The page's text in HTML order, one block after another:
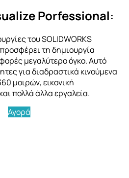
Porfessional:
του SOLIDWORKS
τη δημιουργία
μεγαλύτερο όγκο. Αυτό
για διαδραστικά κινούμενα
μοιρών, εικονική
πολλά άλλα εργαλεία.
Αγορά